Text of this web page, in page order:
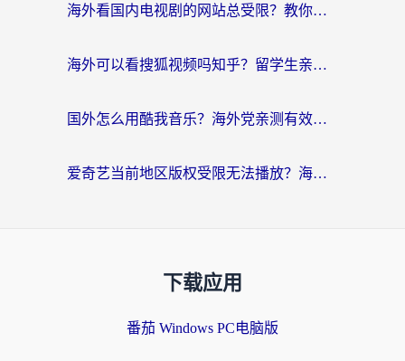
海外看国内电视剧的网站总受限？教你选对回国加速器，轻松追热剧
海外可以看搜狐视频吗知乎？留学生亲测有效的回国加速器选择指南
国外怎么用酷我音乐？海外党亲测有效的回国加速方案，附千千音乐中文歌收听指南
爱奇艺当前地区版权受限无法播放？海外党追剧看电影的终极解决方案来了
下载应用
番茄 Windows PC电脑版